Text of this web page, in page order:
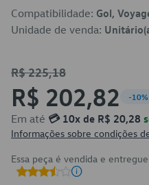
Compatibilidade: Gol,
Unidade de venda:
R$ 225,18
R$ 202,82 -10%
Em até 💳 10x de R$ 20,28
Informações sobre condições
Essa peça é vendida e